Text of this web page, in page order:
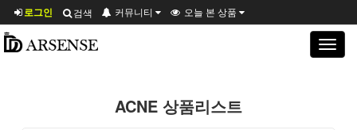
로그인 검색 커뮤니티 오늘 본 상품
Toggle
ACNE 상품리스트